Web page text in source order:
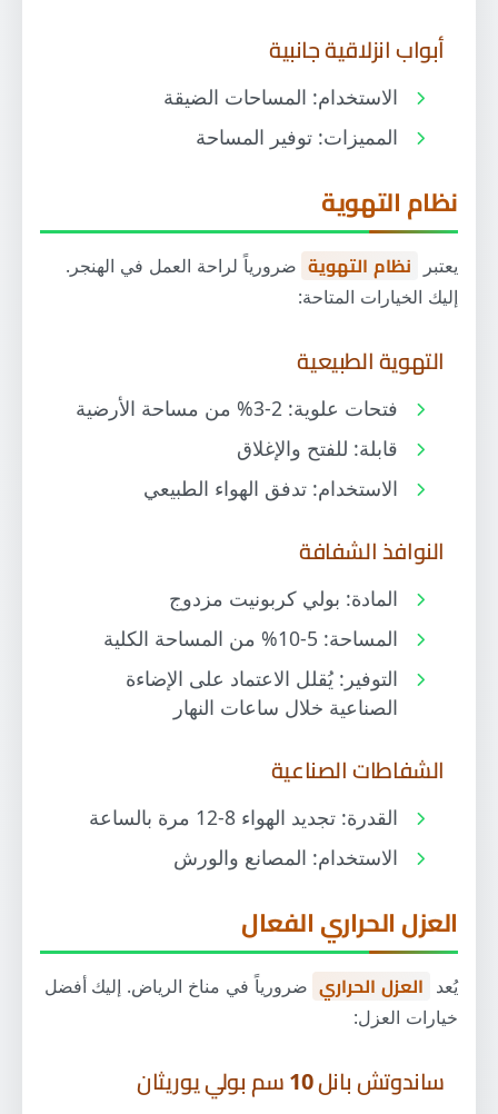
أبواب انزلاقية جانبية
الاستخدام: المساحات الضيقة
المميزات: توفير المساحة
نظام التهوية
يعتبر نظام التهوية ضرورياً لراحة العمل في الهنجر.
إليك الخيارات المتاحة:
التهوية الطبيعية
فتحات علوية: 2-3% من مساحة الأرضية
قابلة: للفتح والإغلاق
الاستخدام: تدفق الهواء الطبيعي
النوافذ الشفافة
المادة: بولي كربونيت مزدوج
المساحة: 5-10% من المساحة الكلية
التوفير: يُقلل الاعتماد على الإضاءة
الصناعية خلال ساعات النهار
الشفاطات الصناعية
القدرة: تجديد الهواء 8-12 مرة بالساعة
الاستخدام: المصانع والورش
العزل الحراري الفعال
يُعد العزل الحراري ضرورياً في مناخ الرياض. إليك أفضل
خيارات العزل:
ساندوتش بانل 10 سم بولي يوريثان